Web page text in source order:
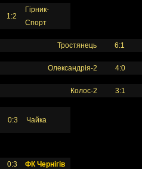
1:2
Гірник-
Спорт
Тростянець 6:1
Олександрія-2 4:0
Колос-2 3:1
0:3 Чайка
0:3 ФК Чернігів